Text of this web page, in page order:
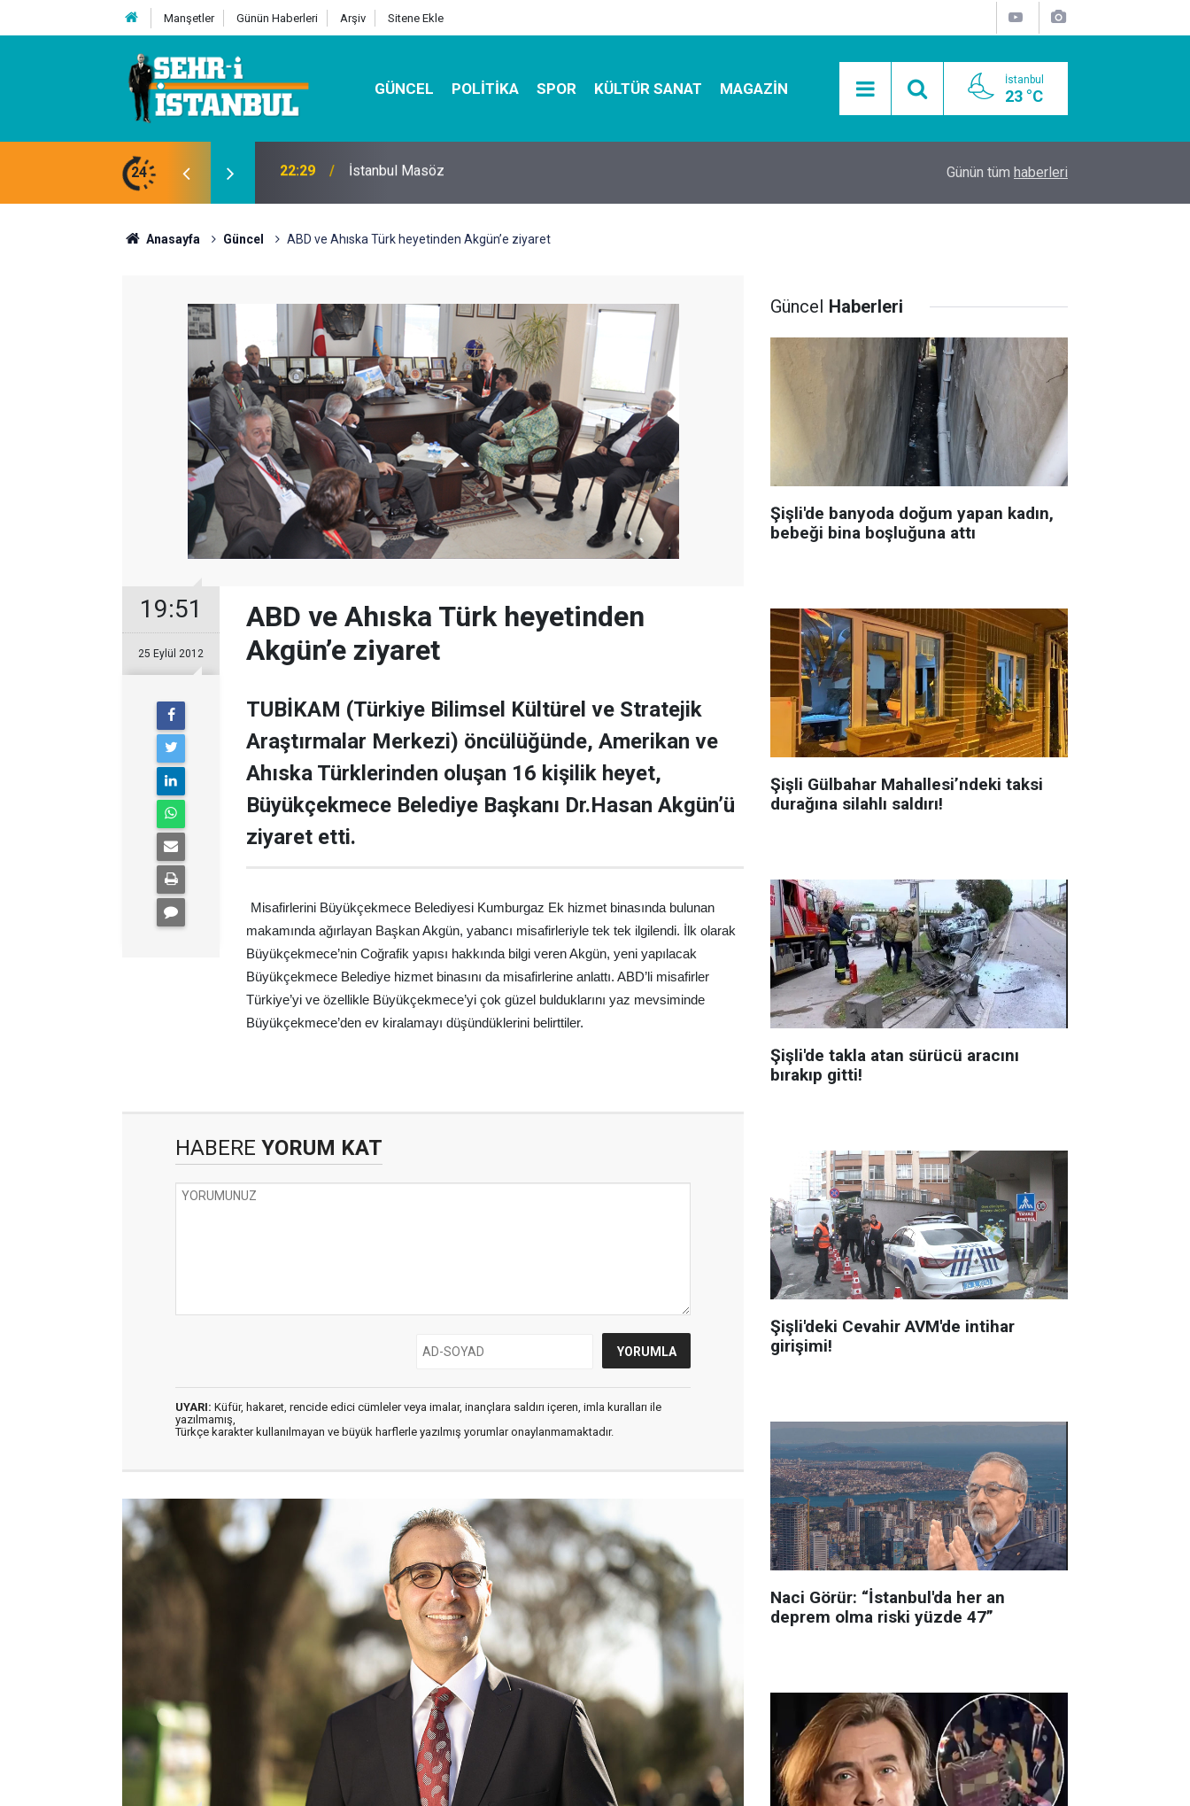
Manşetler Günün Haberleri Arşiv Sitene Ekle
GÜNCEL POLITIKA SPOR KÜLTÜR SANAT MAGAZIN İstanbul
23 °C
24 07:32 Kutu Sihirbazı ile Estetik, Dayanıklı ve Çevre Dostu Ambalaj Mobil Araçlarla Hayır Lokması Dağıtımının
Günün tüm haberleri
Anasayfa Güncel ABD ve Ahıska Türk heyetinden Akgün’e ziyaret
19:51
25 Eylül 2012
ABD ve Ahıska Türk heyetinden
Akgün’e ziyaret
TUBİKAM (Türkiye Bilimsel Kültürel ve Stratejik
Araştırmalar Merkezi) öncülüğünde, Amerikan ve
Ahıska Türklerinden oluşan 16 kişilik heyet,
Büyükçekmece Belediye Başkanı Dr.Hasan Akgün’ü
ziyaret etti.
Misafirlerini Büyükçekmece Belediyesi Kumburgaz Ek hizmet binasında bulunan
makamında ağırlayan Başkan Akgün, yabancı misafirleriyle tek tek ilgilendi. İlk olarak
Büyükçekmece’nin Coğrafik yapısı hakkında bilgi veren Akgün, yeni yapılacak
Büyükçekmece Belediye hizmet binasını da misafirlerine anlattı. ABD’li misafirler
Türkiye’yi ve özellikle Büyükçekmece’yi çok güzel bulduklarını yaz mevsiminde
Büyükçekmece’den ev kiralamayı düşündüklerini belirttiler.
HABERE YORUM KAT
UYARI: Küfür, hakaret, rencide edici cümleler veya imalar, inançlara saldırı içeren, imla kuralları ile
yazılmamış,
Türkçe karakter kullanılmayan ve büyük harflerle yazılmış yorumlar onaylanmamaktadır.
Güncel Haberleri
Şişli'de banyoda doğum yapan kadın,
bebeği bina boşluğuna attı
Şişli Gülbahar Mahallesi’ndeki taksi
durağına silahlı saldırı!
Şişli'de takla atan sürücü aracını
bırakıp gitti!
Şişli'deki Cevahir AVM'de intihar
girişimi!
Naci Görür: “İstanbul'da her an
deprem olma riski yüzde 47”